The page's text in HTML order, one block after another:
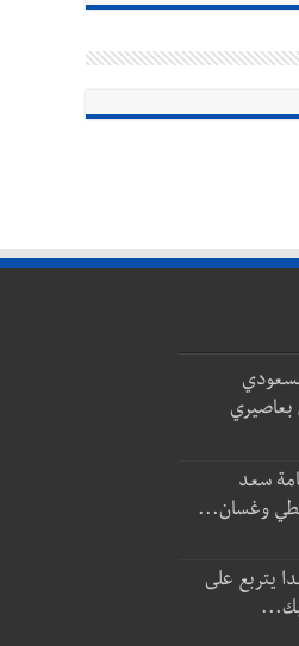
بعاصيري
سعد
وغسان...
يتربع على
بك...